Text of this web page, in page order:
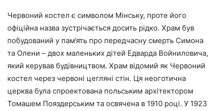
Червоний костел є символом Мінську, проте його
офіційна назва зустрічається досить рідко. Храм був
побудований у пам’ять про передчасну смерть Симона
та Олени – двох маленьких дітей Едварда Войниловича,
який керував будівництвом. Храм відомий як Червоний
костел через червоні цегляні стін. Ця неоготична
церква була спроектована польським архітектором
Томашем Пояздерським та освячена в 1910 році. У 1923